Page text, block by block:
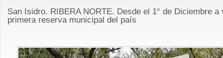
San Isidro. RIBERA NORTE. Desde el 1° de Diciembre
primera reserva municipal del país